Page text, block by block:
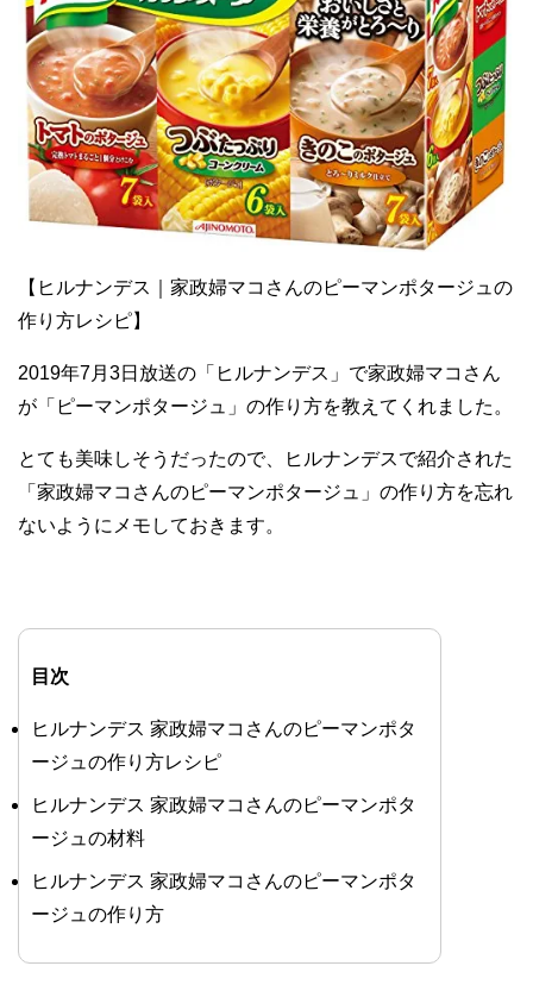
【ヒルナンデス｜家政婦マコさんのピーマンポタージュの
作り方レシピ】
2019年7月3日放送の「ヒルナンデス」で家政婦マコさん
が「ピーマンポタージュ」の作り方を教えてくれました。
とても美味しそうだったので、ヒルナンデスで紹介された
「家政婦マコさんのピーマンポタージュ」の作り方を忘れ
ないようにメモしておきます。
目次
ヒルナンデス 家政婦マコさんのピーマンポタ
ージュの作り方レシピ
ヒルナンデス 家政婦マコさんのピーマンポタ
ージュの材料
ヒルナンデス 家政婦マコさんのピーマンポタ
ージュの作り方